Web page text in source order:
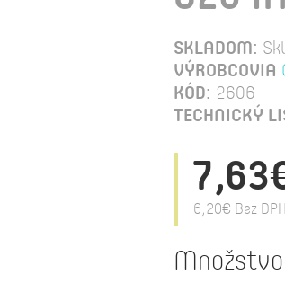
SKLADOM:
VÝROBCOVIA
KÓD: 2606
TECHNICKÝ
6,20€ Bez
Množstvo